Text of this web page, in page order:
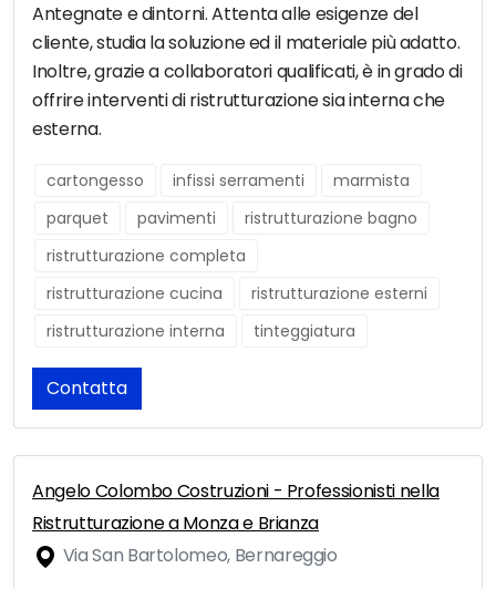
Antegnate e dintorni. Attenta alle esigenze del
cliente, studia la soluzione ed il materiale più adatto.
Inoltre, grazie a collaboratori qualificati, è in grado di
offrire interventi di ristrutturazione sia interna che
esterna.
cartongesso infissi serramenti
marmista
parquet
pavimenti
ristrutturazione bagno
ristrutturazione completa
ristrutturazione cucina
ristrutturazione esterni
ristrutturazione interna
tinteggiatura
Contatta
Angelo Colombo Costruzioni - Professionisti nella
Ristrutturazione a Monza e Brianza
Via San Bartolomeo, Bernareggio